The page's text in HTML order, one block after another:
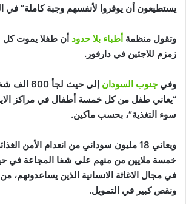
يستطيعون أن يوفروا لأنفسهم وجبة كاملة” في
وتقول منظمة أطباء بلا حدود أن طفلا يموت
زمزم للاجئين في دارفور.
وفي جنوب السودان
إلى حيث
“يعاني طفل من كل خمسة أطفال في مراكز
سوء التغذية”، بحسب ماكين.
ويعاني 18 مليون سوداني من انعدام الأمن
خمسة ملايين من منهم على شفا المجاعة في
في مجال الاغاثة الانسانية الذين يساعدونهم،
ونقص كبير في التمويل.